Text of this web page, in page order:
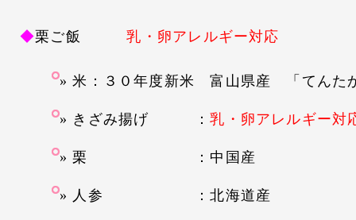
◆栗ご飯 乳・卵アレルギー対応
米：３０年度新米 富山県産 「てんた
きざみ揚げ ：乳・卵アレルギー対
栗 ：中国産
人参 ：北海道産